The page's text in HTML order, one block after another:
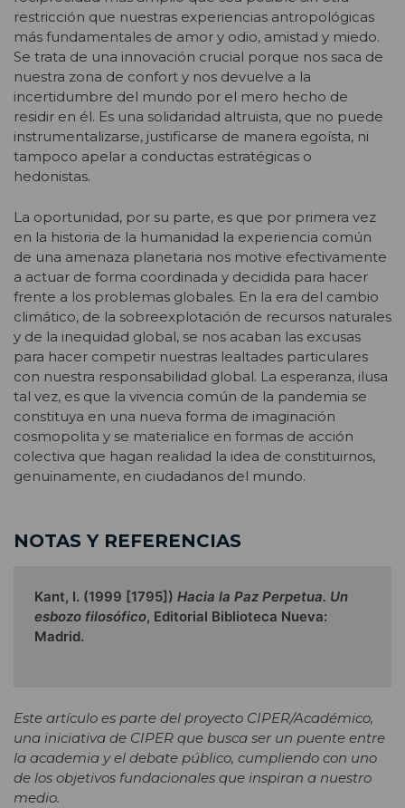
restricción que nuestras experiencias antropológicas
más fundamentales de amor y odio, amistad y miedo.
Se trata de una innovación crucial porque nos saca de
nuestra zona de confort y nos devuelve a la
incertidumbre del mundo por el mero hecho de
residir en él. Es una solidaridad altruista, que no puede
instrumentalizarse, justificarse de manera egoísta, ni
tampoco apelar a conductas estratégicas o
hedonistas.
La oportunidad, por su parte, es que por primera vez
en la historia de la humanidad la experiencia común
de una amenaza planetaria nos motive efectivamente
a actuar de forma coordinada y decidida para hacer
frente a los problemas globales. En la era del cambio
climático, de la sobreexplotación de recursos naturales
y de la inequidad global, se nos acaban las excusas
para hacer competir nuestras lealtades particulares
con nuestra responsabilidad global. La esperanza, ilusa
tal vez, es que la vivencia común de la pandemia se
constituya en una nueva forma de imaginación
cosmopolita y se materialice en formas de acción
colectiva que hagan realidad la idea de constituirnos,
genuinamente, en ciudadanos del mundo.
NOTAS Y REFERENCIAS
Kant, I. (1999 [1795]) Hacia la Paz Perpetua. Un
esbozo filosófico, Editorial Biblioteca Nueva:
Madrid.
Este artículo es parte del proyecto CIPER/Académico,
una iniciativa de CIPER que busca ser un puente entre
la academia y el debate público, cumpliendo con uno
de los objetivos fundacionales que inspiran a nuestro
medio.